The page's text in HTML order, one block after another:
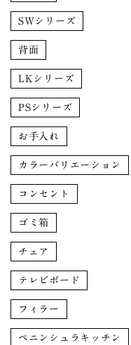
SWシリーズ
背面
LKシリーズ
PSシリーズ
お手入れ
カラーバリエーション
コンセント
ゴミ箱
チェア
テレビボード
フィラー
ペニンシュラキッチン